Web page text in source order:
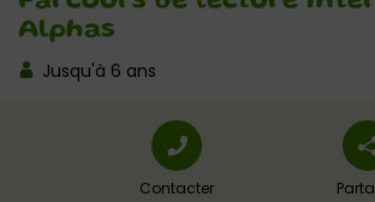
Alphas
Jusqu'à 6 ans
Contacter